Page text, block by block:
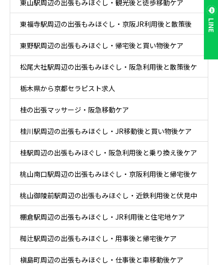
LINE
東山駅周辺の出張もみほぐし・観光後と徒歩移動ケア
東福寺駅周辺の出張もみほぐし・京阪JR利用後と散策後
ケア
東野駅周辺の出張もみほぐし・帰宅後と買い物後ケア
松尾大社駅周辺の出張もみほぐし・阪急利用後と散策後ケ
ア
栃木県から京都セラピスト求人
桂の出張マッサージ・阪急移動ケア
桂川駅周辺の出張もみほぐし・JR移動後と買い物後ケア
桂駅周辺の出張もみほぐし・阪急利用後と乗り換え後ケア
桃山南口駅周辺の出張もみほぐし・京阪利用後と帰宅後ケ
ア
桃山御陵前駅周辺の出張もみほぐし・近鉄利用後と伏見中
心部ケア
棚倉駅周辺の出張もみほぐし・JR利用後と住宅地ケア
椥辻駅周辺の出張もみほぐし・用事後と帰宅後ケア
槇島町周辺の出張もみほぐし・仕事後と車移動後ケア